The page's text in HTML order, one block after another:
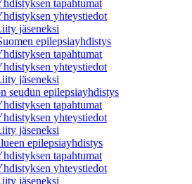
tapahtumat
yhteystiedot
jäseneksi
epilepsiayhdistys
tapahtumat
yhteystiedot
jäseneksi
seudun epilepsiayhdistys
tapahtumat
yhteystiedot
jäseneksi
epilepsiayhdistys
tapahtumat
yhteystiedot
jäseneksi